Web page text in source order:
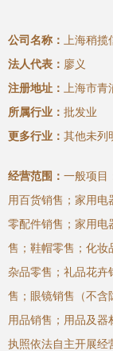
公司名称：
上海稍
法人代表： 廖义
注册地址：
上海市
所属行业： 批发业
更多行业： 其他未列
经营范围： 一般项目
用百货销售；家用
零配件销售；家用电
售；鞋帽零售；化妆
杂品零售；礼品花卉
售；眼镜销售（不含
用品销售；用品及
执照依法自主开展经